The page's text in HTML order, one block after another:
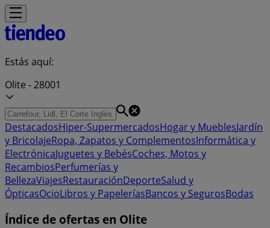
Estás aquí:
Olite - 28001
DestacadosHiper-SupermercadosHogar y MueblesJardín
y BricolajeRopa, Zapatos y ComplementosInformática y
ElectrónicaJuguetes y BebésCoches, Motos y
RecambiosPerfumerías y
BellezaViajesRestauraciónDeporteSalud y
ÓpticasOcioLibros y PapeleríasBancos y SegurosBodas
Índice de ofertas en Olite